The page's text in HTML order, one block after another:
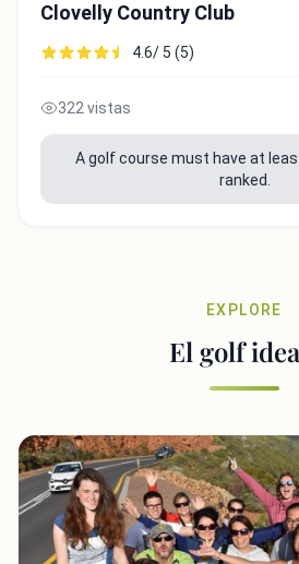
Clovelly Country Club
4.6/ 5 (5)
322 vistas
A golf course must have at
ranked.
EXPLORE
El golf